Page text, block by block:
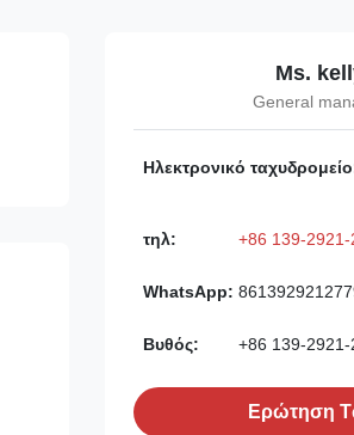
Ms.
General
Ηλεκτρονικό
τηλ: +86 139-2921-
WhatsApp:
Βυθός: +86 139-2921-
Ερώτηση